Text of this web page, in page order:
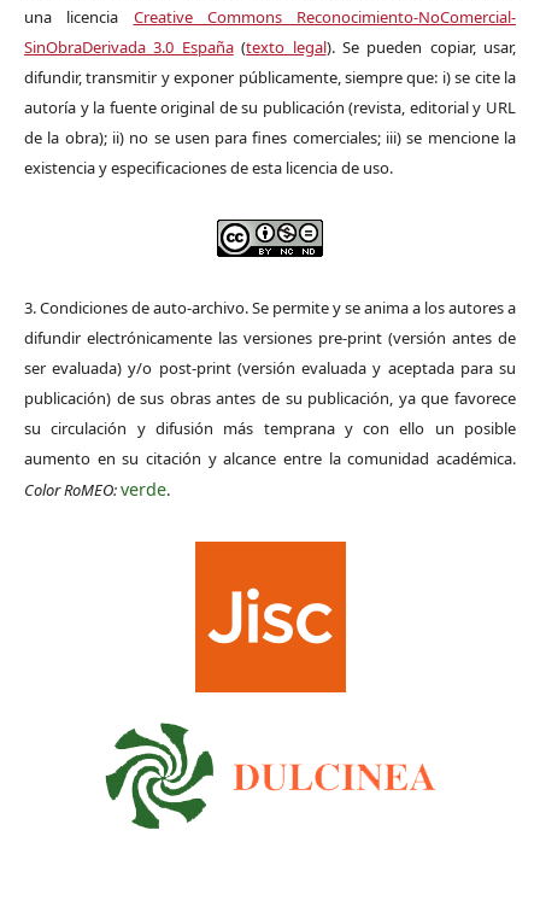
una licencia Creative Commons Reconocimiento-NoComercial-
SinObraDerivada 3.0 España(texto legal). Se pueden copiar, usar,
difundir, transmitir y exponer públicamente, siempre que: i) se cite la
autoría y la fuente original de su publicación (revista, editorial y URL
de la obra); ii) no se usen para fines comerciales; iii) se mencione la
existencia y especificaciones de esta licencia de uso.
3. Condiciones de auto-archivo. Se permite y se anima a los autores a
difundir electrónicamente las versiones pre-print (versión antes de
ser evaluada) y/o post-print (versión evaluada y aceptada para su
publicación) de sus obras antes de su publicación, ya que favorece
su circulación y difusión más temprana y con ello un posible
aumento en su citación y alcance entre la comunidad académica.
Color RoMEO:verde.